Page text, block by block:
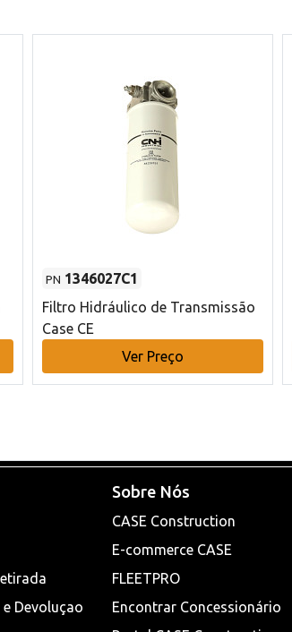
PN 1346027C1
Filtro Hidráulico de Transmissão
Case CE
Ver Preço
Devoluçao
Sobre Nós
CASE Construction
E-commerce CASE
FLEETPRO
Encontrar Concessionário